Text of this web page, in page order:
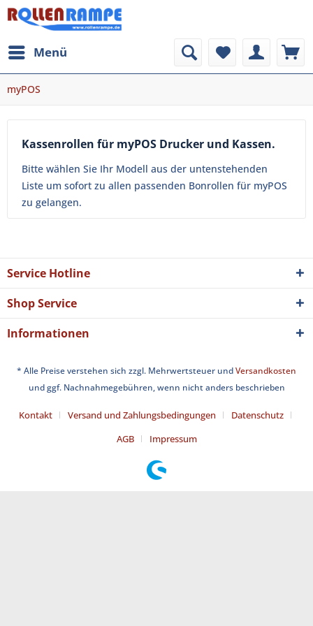
Menü
myPOS
Kassenrollen für myPOS Drucker und Kassen.
Bitte wählen Sie Ihr Modell aus der untenstehenden
Liste um sofort zu allen passenden Bonrollen für myPOS
zu gelangen.
Service Hotline
Shop Service
Informationen
* Alle Preise verstehen sich zzgl. Mehrwertsteuer undVersandkosten
und ggf. Nachnahmegebühren, wenn nicht anders beschrieben
Kontakt Versand und Zahlungsbedingungen
Datenschutz
AGB
Impressum